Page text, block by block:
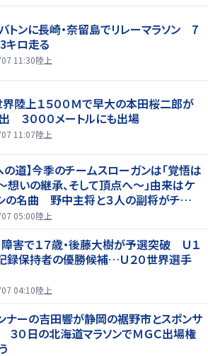
トンに長崎・奈留島でリレーマラソン 7
キロ走る
11:30陸上
界陸上１５００Ｍで早大の本田桜二郎が
３０００メートルにも出場
11:07陸上
の道】今季のチームスローガンは「覚悟は
想いの継承、そして頂点へ～」由来はケ
の名曲 野中主将と３人の副将がチーム
る…夏合宿特集第１弾、国学院大
05:00陸上
障害で１７歳・後藤大樹が予選突破 Ｕ１
録保持者の優勝候補…Ｕ２０世界選手
04:10陸上
ナーの吉田響が静岡の裾野市とスポンサ
０日の北海道マラソンでＭＧＣ出場権